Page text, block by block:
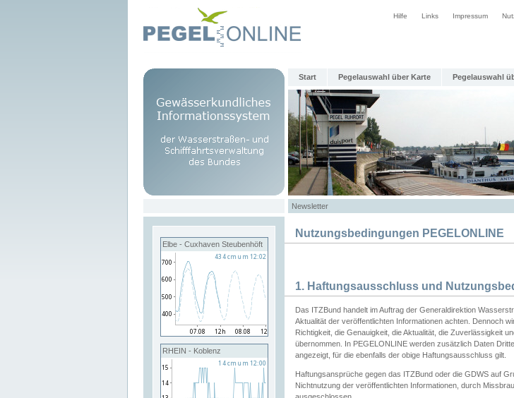
Hilfe Links Impressum
Start Pegelauswahl über Karte Pegelauswahl
Newsletter
Elbe - Cuxhaven Steubenhöft
RHEIN - Koblenz
Nutzungsbedingungen PEGELONLINE
1. Haftungsausschluss und
Das ITZBund handelt im Auftrag der Generaldirektion
Aktualität der veröffentlichten Informationen achten. Dennoch
Richtigkeit, die Genauigkeit, die Aktualität, die Zuverlässigkeit
übernommen. In PEGELONLINE werden zusätzlich Daten
angezeigt, für die ebenfalls der obige Haftungsausschluss gilt.
Haftungsansprüche gegen das ITZBund oder die GDWS auf
Nichtnutzung der veröffentlichten Informationen, durch